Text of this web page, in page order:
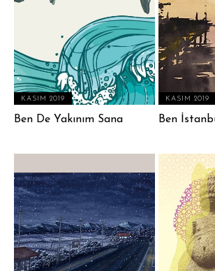
KASIM 2019
Ben De Yakınım Sana
KASIM 2019
Ben